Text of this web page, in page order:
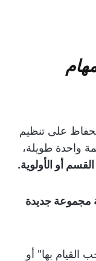
المهام
على تنظيم
واحدة طويلة،
أو الأولوية.
مجموعة جديدة
القيام بها" أو